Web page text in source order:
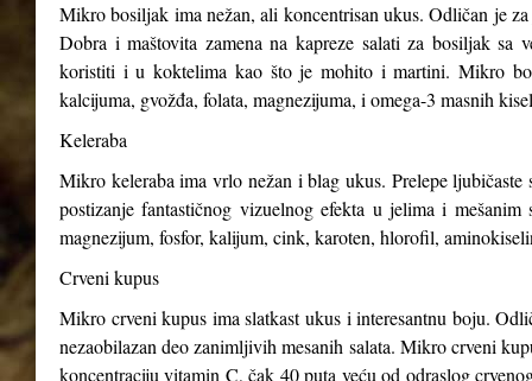
Mikro bosiljak ima nežan, ali koncentrisan ukus. Odličan je
Dobra i maštovita zamena na kapreze salati za bosiljak
koristiti i u koktelima kao što je mohito i martini. Mikro
kalcijuma, gvožđa, folata, magnezijuma, i omega-3 masnih
Keleraba
Mikro keleraba ima vrlo nežan i blag ukus. Prelepe
postizanje fantastičnog vizuelnog efekta u jelima i
magnezijum, fosfor, kalijum, cink, karoten, hlorofil,
Crveni kupus
Mikro crveni kupus ima slatkast ukus i interesantnu boju.
nezaobilazan deo zanimljivih mesanih salata. Mikro crveni
koncentraciju vitamin C, čak 40 puta veću od odraslog